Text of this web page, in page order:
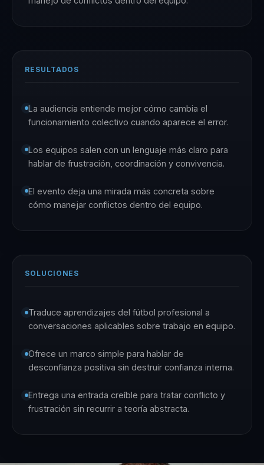
RESULTADOS
La audiencia entiende mejor cómo cambia el
funcionamiento colectivo cuando aparece el error.
Los equipos salen con un lenguaje más claro para
hablar de frustración, coordinación y convivencia.
El evento deja una mirada más concreta sobre
cómo manejar conflictos dentro del equipo.
SOLUCIONES
Traduce aprendizajes del fútbol profesional a
conversaciones aplicables sobre trabajo en equipo.
Ofrece un marco simple para hablar de
desconfianza positiva sin destruir confianza interna.
Entrega una entrada creíble para tratar conflicto y
frustración sin recurrir a teoría abstracta.